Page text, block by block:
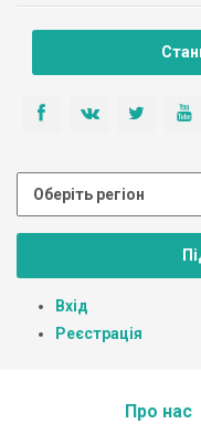
Вхід
Реєстрація
Про нас